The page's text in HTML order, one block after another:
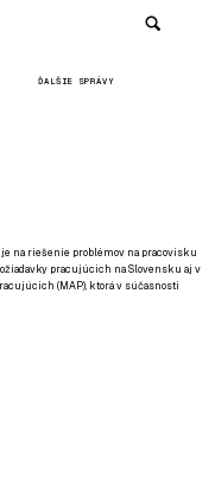
ĎALŠIE SPRÁVY
na riešenie problémov na pracovisku
pracujúcich na Slovensku aj v
(MAP), ktorá v súčasnosti